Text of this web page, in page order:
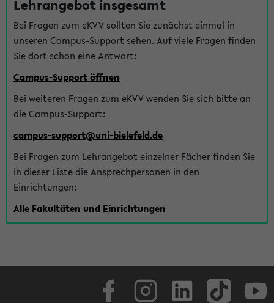
Lehrangebot insgesamt
Bei Fragen zum eKVV sollten Sie zunächst einmal in
unseren Campus-Support sehen. Auf viele Fragen finden
Sie dort schon eine Antwort:
Campus-Support öffnen
Bei weiteren Fragen zum eKVV wenden Sie sich bitte an
die Campus-Support:
campus-support@uni-bielefeld.de
Bei Fragen zum Lehrangebot einzelner Fächer finden Sie
in dieser Liste die Ansprechpersonen in den
Einrichtungen:
Alle Fakultäten und Einrichtungen